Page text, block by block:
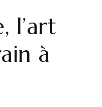
l’art
à